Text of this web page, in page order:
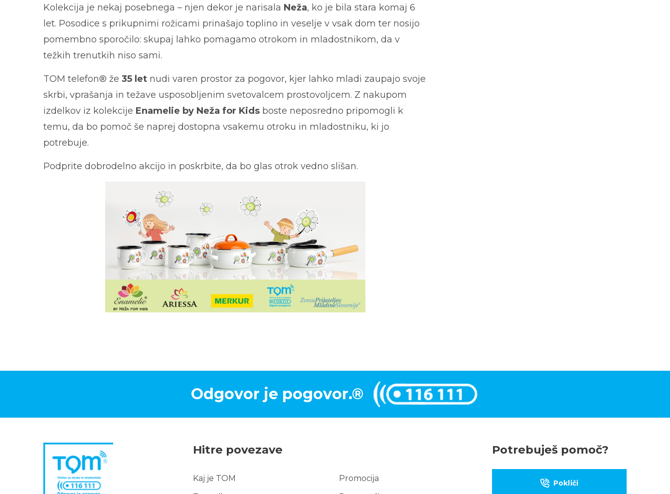
Kolekcija je nekaj posebnega – njen dekor je narisala Neža, ko je bila stara komaj 6
let. Posodice s prikupnimi rožicami prinašajo toplino in veselje v vsak dom ter nosijo
pomembno sporočilo: skupaj lahko pomagamo otrokom in mladostnikom, da v
težkih trenutkih niso sami.
TOM telefon® že 35 let nudi varen prostor za pogovor, kjer lahko mladi zaupajo svoje
skrbi, vprašanja in težave usposobljenim svetovalcem prostovoljcem. Z nakupom
izdelkov iz kolekcije Enamelie by Neža for Kids boste neposredno pripomogli k
temu, da bo pomoč še naprej dostopna vsakemu otroku in mladostniku, ki jo
potrebuje.
Podprite dobrodelno akcijo in poskrbite, da bo glas otrok vedno slišan.
Odgovor je pogovor.®
Hitre povezave
Hitre
Kaj je TOM
Promocija
Potrebuješ pomoč?
Pokliči